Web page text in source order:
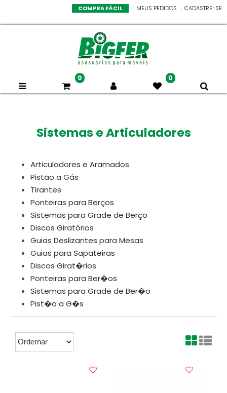
CADASTRE-SE
MEUS PEDIDOS
COMPRA FÁCIL
0 0
Sistemas e Articuladores
Articuladores e Aramados
Pistão a Gás
Tirantes
Ponteiras para Berços
Sistemas para Grade de Berço
Discos Giratórios
Guias Deslizantes para Mesas
Guias para Sapateiras
Discos Girat�rios
Ponteiras para Ber�os
Sistemas para Grade de Ber�o
Pist�o a G�s